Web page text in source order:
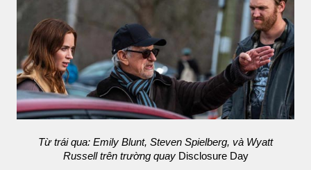
Từ trái qua: Emily Blunt, Steven Spielberg, và Wyatt
Russell trên trường quayDisclosure Day